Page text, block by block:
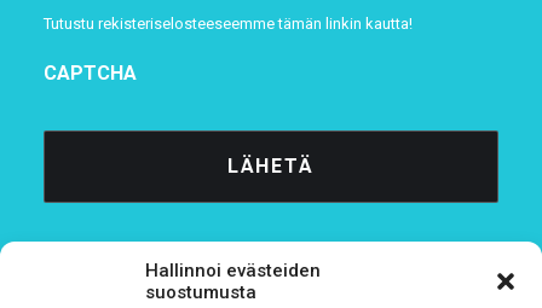
Hallinnoi evästeiden
suostumusta
Tutustu rekisteriselosteeseemmetämän linkin kautta!
CAPTCHA